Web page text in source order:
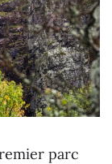
parc